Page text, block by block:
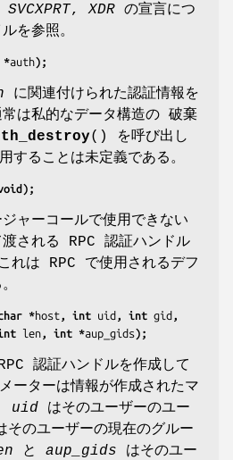
SVCXPRT,XDR の宣言につ
を参照。
*auth);
に関連付けられた認証情報を
は私的なデータ構造の 破棄
() を呼び出し
することは未定義である。
ャーコールで使用できない
される RPC 認証ハンドル
れは RPC で使用されるデフ
*host , int uid , int gid ,
int
len , int *aup_gids);
認証ハンドルを作成して
ーターは情報が作成されたマ
uid はそのユーザーのユー
そのユーザーの現在のグルー
と aup_gids はそのユー